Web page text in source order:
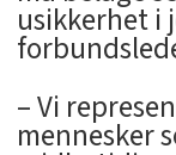
usikkerhet i
– Vi
mennesker